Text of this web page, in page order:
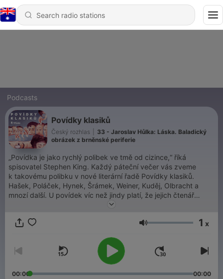
Podcasts
Povídky klasiků
Český rozhlas
33 - Jaroslav Hůlka: Láska. Baladický
obrázek z brněnské periferie
„Povídka je jako rychlý polibek ve tmě od cizince,“ říká
spisovatel Stephen King. Každý páteční večer vás zveme
k takovému polibku v nové literární řadě Povídky klasiků.
Hašek, Poláček, Hynek, Šrámek, Weiner, Kuděj, Olbracht a
mnozí další. U povídek víc než jindy platí, že jejich čtenář
prožije tisíc životů, než zemře. Člověk, který nečte, prožije jen
poslouchat v mobilní aplikaci mujRozhlas pro
nebo na webu
mujRozhlas.cz
Volume 1 x
00:00 00:00